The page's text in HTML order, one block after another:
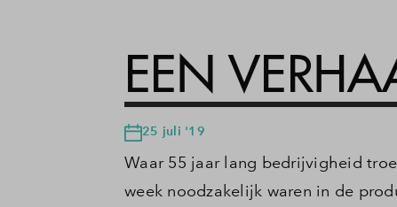
EEN
25 juli '19
Waar 55 jaar lang bedrijvigheid
week noodzakelijk waren in de